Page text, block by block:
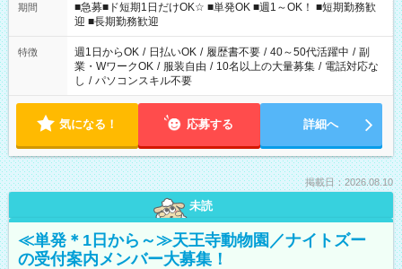
時/9-17時/9-18時/10-18時/11-21時/18-22時/20-翌4時/21-翌5
時/22-翌6時/0-翌8時 ご自身のご都合で選んで頂ける完全自由シ
フト！
期間
■急募■ド短期1日だけOK☆ ■単発OK ■週1～OK！ ■短期勤務歓
迎 ■長期勤務歓迎
特徴 週1日からOK / 日払いOK / 履歴書不要 / 40～50代活躍中 / 副
業・WワークOK / 服装自由 / 10名以上の大量募集 / 電話対応な
し / パソコンスキル不要
気になる！ 応募する 詳細へ
掲載日：2026.08.10
未読
≪単発＊1日から～≫天王寺動物園／ナイトズー
の受付案内メンバー大募集！